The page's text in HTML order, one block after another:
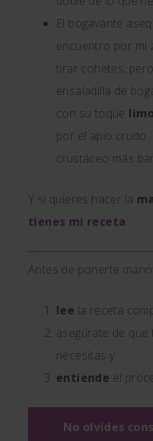
El bogavante
encuentro por mi
tirar cohetes,
ensaladilla de
con su toque
por el apio crudo.
crustáceo más
Y si quieres hacer la
tienes mi receta.
Antes de ponerte
lee la receta
asegúrate de
necesitas y
entiende el
No olvides